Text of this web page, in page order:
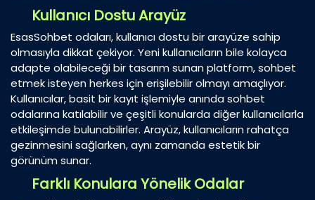
Kullanıcı Dostu Arayüz
EsasSohbet odaları, kullanıcı dostu bir arayüze sahip
olmasıyla dikkat çekiyor. Yeni kullanıcıların bile kolayca
adapte olabileceği bir tasarım sunan platform, sohbet
etmek isteyen herkes için erişilebilir olmayı amaçlıyor.
Kullanıcılar, basit bir kayıt işlemiyle anında sohbet
odalarına katılabilir ve çeşitli konularda diğer kullanıcılarla
etkileşimde bulunabilirler. Arayüz, kullanıcıların rahatça
gezinmesini sağlarken, aynı zamanda estetik bir
görünüm sunar.
Farklı Konulara Yönelik Odalar